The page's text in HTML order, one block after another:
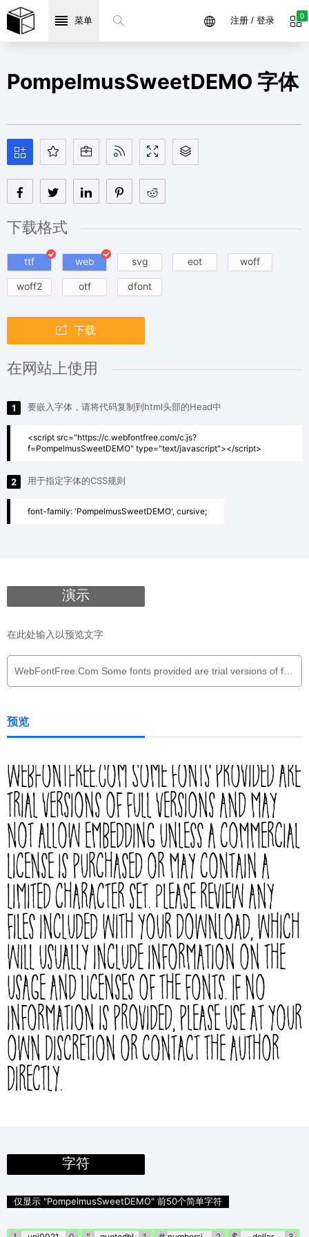
菜单 0
注册 / 登录
PompelmusSweetDEMO 字体
下载格式
ttf web svg eot woff
woff2 otf dfont
下载
在网站上使用
1 要嵌入字体，请将代码复制到html头部的Head中
<script src="https://c.webfontfree.com/c.js?
f=PompelmusSweetDEMO" type="text/javascript"></script>
2 用于指定字体的CSS规则
font-family: 'PompelmusSweetDEMO', cursive;
演示
在此处输入以预览文字
预览
WebFontFree.Com Some fonts provided are
trial versions of full versions and may
not allow embedding unless a commercial
license is purchased or may contain a
limited character set. Please review any
files included with your download, which
will usually include information on the
usage and licenses of the fonts. If no
information is provided, please use at your
own discretion or contact the author
directly.
字符
仅显示 "PompelmusSweetDEMO" 前50个简单字符